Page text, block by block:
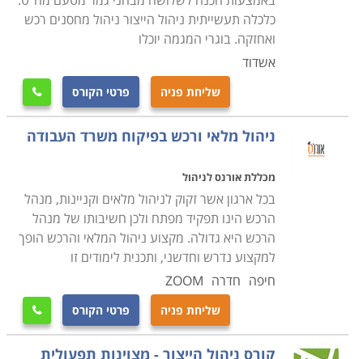
כלכלה תעשייתית ניהול הייצור ניהול מחסנים רכש
ואחזקה. בוגרי המגמה יוכלו
אשדוד
שליחת פניה פרטי הקורס 
ניהול מלאי ורכש בפיקוח משרד העבודה
מכללת אורנס לניהול
בכל ארגון אשר זקוק לניהול מלאים וקניינות, מנהל
הרכש הינו תפקיד מפתח ולכן חשיבותו של מנהל
הרכש היא גדולה. מקצוע ניהול המלאי והרכש הופך
למקצוע נדרש וחדשני, ותכנית לימודים זו
חיפה חדרה ZOOM
שליחת פניה פרטי הקורס 
קורס ניהול הייצור - מצוינות תפעולית